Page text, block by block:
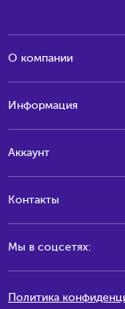
О компании
Информация
Аккаунт
Контакты
Мы в соцсетях:
Политика